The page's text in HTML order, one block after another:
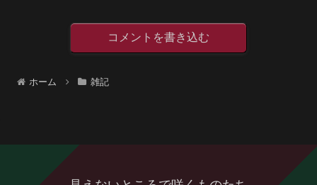
コメントを書き込む
ホーム 雑記